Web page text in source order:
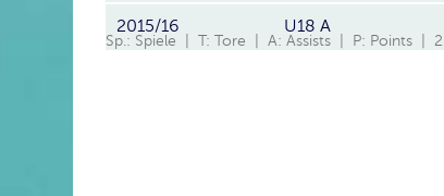
2015/16 U18 A
Sp.: Spiele | T: Tore | A: Assists | P: Points |